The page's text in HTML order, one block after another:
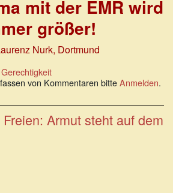
mit der EMR wird
größer!
Nurk, Dortmund
von Kommentaren bitteAnmelden.
Armut steht auf dem